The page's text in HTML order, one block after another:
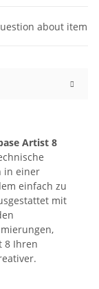
about item
Artist 8
in einer
einfach zu
mit
8 Ihren